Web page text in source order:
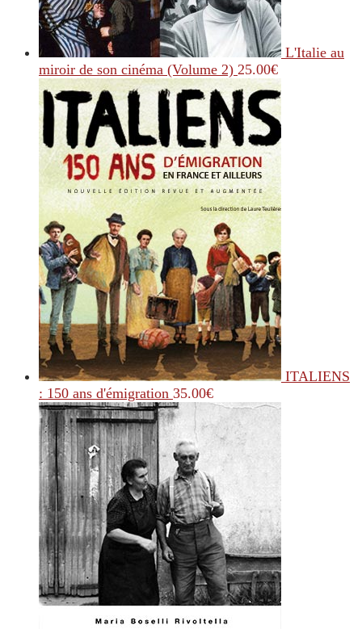
L'Italie au
miroir de son cinéma (Volume 2) 25.00€
ITALIENS
: 150 ans d'émigration 35.00€